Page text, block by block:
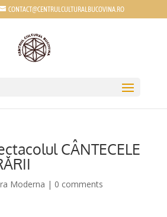
CONTACT@CENTRULCULTURALBUCOVINA.RO
CÂNTECELE
Moderna | 0 comments